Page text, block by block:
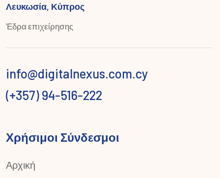
Λευκωσία, Κύπρος
Έδρα επιχείρησης
info@digitalnexus.com.cy
(+357) 94-516-222
Χρήσιμοι Σύνδεσμοι
Αρχική